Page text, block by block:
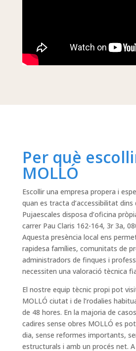
Per què
MOLLÓ
Escollir una empresa propera i
quan es tracta d’accessibilitat dins
Pujaescales disposa d’oficina
carrer Pau Claris 162-164, 3r 3a,
Aquesta presència local ens
rapidesa famílies, comunitats de
administradors de finques i
necessiten una valoració tècnica
El nostre equip tècnic propi pot
MOLLÓ ciutat i de l’rodalies
de 48 hores. En la majoria de
cadires sense obres MOLLÓ es
dia, sense reformes importants,
estructurals i amb un procés net.